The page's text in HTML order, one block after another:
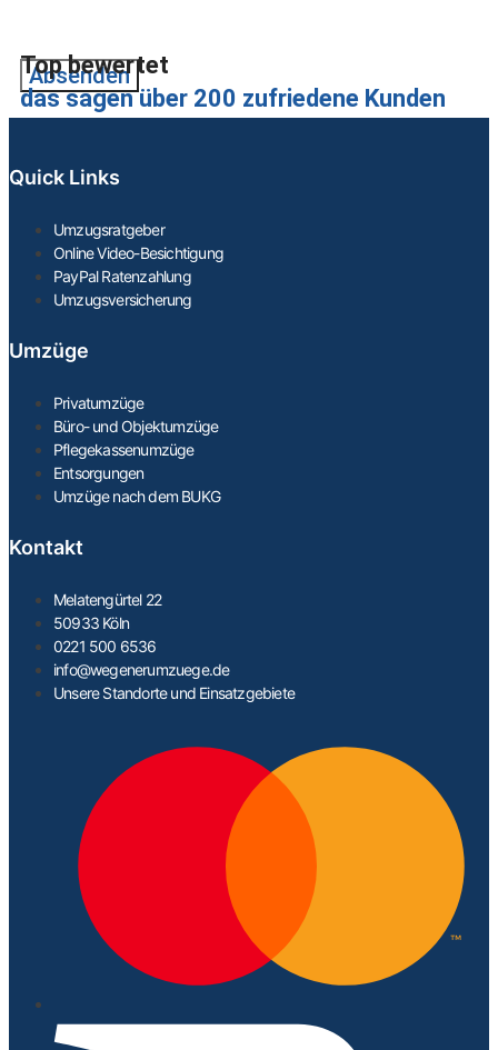
Absenden
Top bewertet
das sagen über 200 zufriedene Kunden
Quick Links
Umzugsratgeber
Online Video-Besichtigung
PayPal Ratenzahlung
Umzugsversicherung
Umzüge
Privatumzüge
Büro- und Objektumzüge
Pflegekassenumzüge
Entsorgungen
Umzüge nach dem BUKG
Kontakt
Melatengürtel 22
50933 Köln
0221 500 6536
info@wegenerumzuege.de
Unsere Standorte und Einsatzgebiete